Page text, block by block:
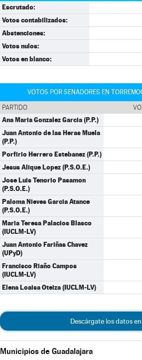
Escrutado:
Votos contabilizados:
Abstenciones:
Votos nulos:
Votos en blanco:
VOTOS POR SENADORES EN
PARTIDO
Ana Maria Gonzalez Garcia (P.P.)
Juan Antonio de las Heras Muela
(P.P.)
Porfirio Herrero Estebanez (P.P.)
Jesus Alique Lopez (P.S.O.E.)
Jose Luis Tenorio Pasamon
(P.S.O.E.)
Paloma Nieves Garcia Atance
(P.S.O.E.)
Maria Teresa Palacios Blasco
(IUCLM-LV)
Juan Antonio Fariñas Chavez
(UPyD)
Francisco Riaño Campos
(IUCLM-LV)
Elena Loaisa Oteiza (IUCLM-LV)
Descárgate los datos
Municipios de Guadalajara